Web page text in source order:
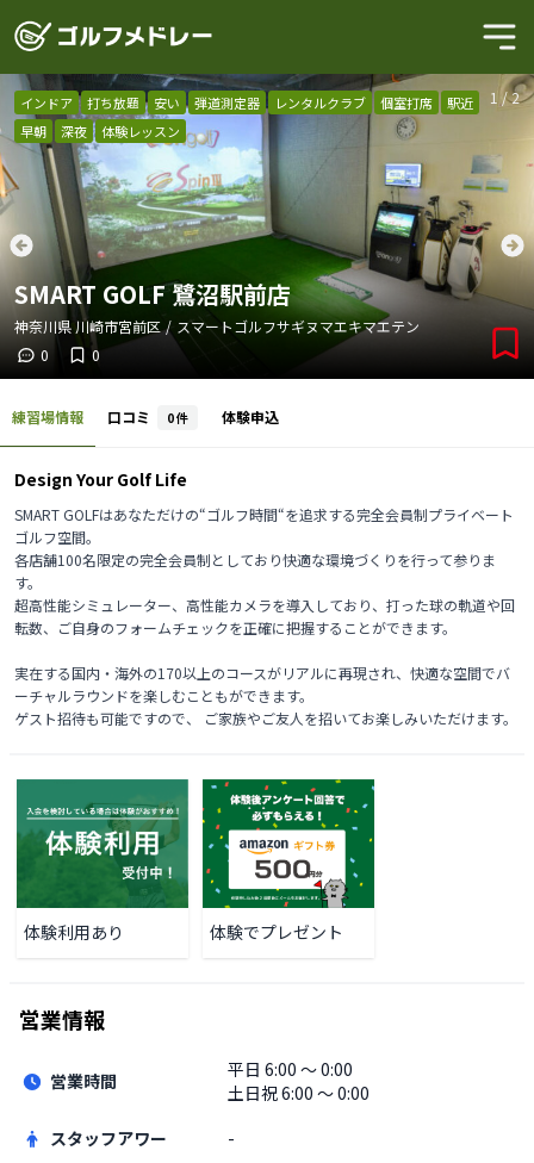
1 /2
インドア 打ち放題 安い 弾道測定器 レンタルクラブ 個室打席
駅近
早朝
深夜 体験レッスン
SMART GOLF 鷺沼駅前店
神奈川県 川崎市宮前区 / スマートゴルフサギヌマエキマエテン
0
0
練習場情報 口コミ 0件 体験申込
Design Your Golf Life
SMART GOLFはあなただけの“ゴルフ時間“を追求する完全会員制プライベート
ゴルフ空間。
各店舗100名限定の完全会員制としており快適な環境づくりを行って参りま
す。
超高性能シミュレーター、高性能カメラを導入しており、打った球の軌道や回
転数、ご自身のフォームチェックを正確に把握することができます。
実在する国内・海外の170以上のコースがリアルに再現され、快適な空間でバ
ーチャルラウンドを楽しむこともができます。
ゲスト招待も可能ですので、 ご家族やご友人を招いてお楽しみいただけます。
体験利用あり 体験でプレゼント
営業情報
営業時間 平日 6:00 〜 0:00
土日祝6:00 〜 0:00
スタッフアワー
-